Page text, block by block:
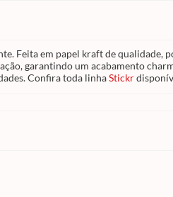
Feita em papel kraft de qualidade,
garantindo um acabamento
Confira toda linhaStickr